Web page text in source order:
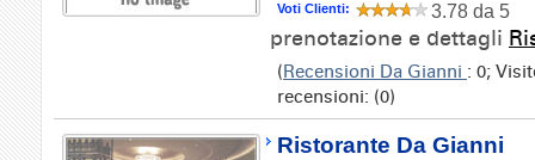
Voti Clienti: 3.78 da 5
prenotazione e dettagli
(Recensioni Da Gianni : 0;
recensioni: (0)
Ristorante Da Gianni